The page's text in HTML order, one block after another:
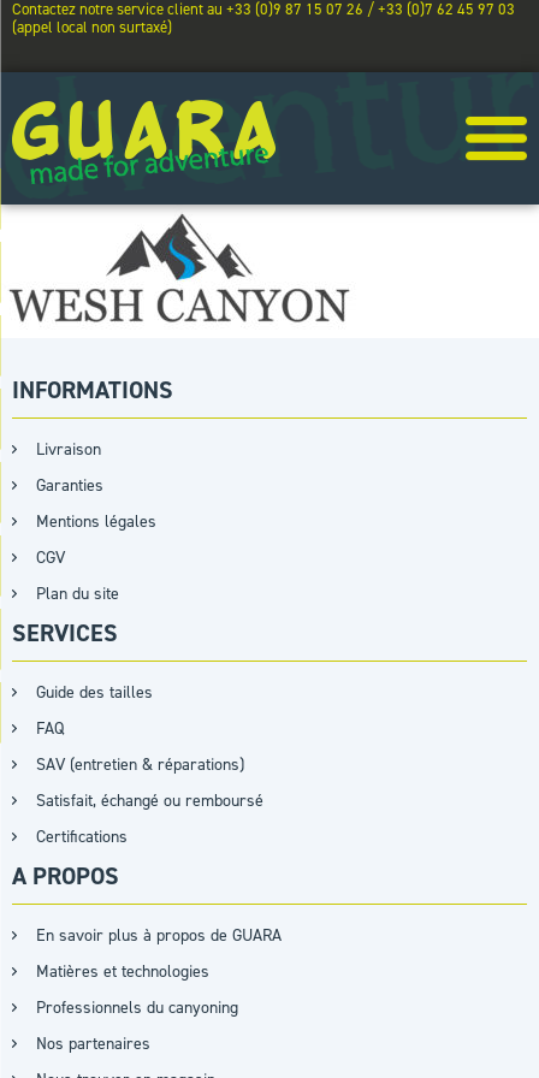
Contactez notre service client au +33 (0)9 87 15 07 26 / +33 (0)7 62 45 97 03
(appel local non surtaxé)
INFORMATIONS
Livraison
Garanties
Mentions légales
CGV
Plan du site
SERVICES
Guide des tailles
FAQ
SAV (entretien & réparations)
Satisfait, échangé ou remboursé
Certifications
A PROPOS
En savoir plus à propos de GUARA
Matières et technologies
Professionnels du canyoning
Nos partenaires